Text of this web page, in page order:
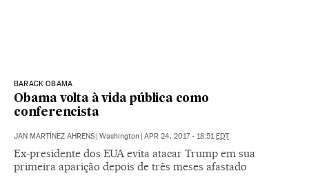
BARACK OBAMA
Obama volta à vida pública como
conferencista
JAN MARTÍNEZ AHRENS | Washington | APR 24, 2017 - 18:51EDT
Ex-presidente dos EUA evita atacar Trump em sua
primeira aparição depois de três meses afastado